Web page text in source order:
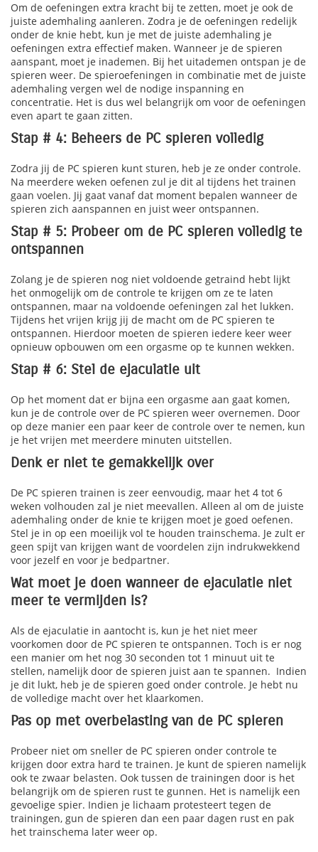
Om de oefeningen extra kracht bij te zetten, moet je ook de
juiste ademhaling aanleren. Zodra je de oefeningen redelijk
onder de knie hebt, kun je met de juiste ademhaling je
oefeningen extra effectief maken. Wanneer je de spieren
aanspant, moet je inademen. Bij het uitademen ontspan je de
spieren weer. De spieroefeningen in combinatie met de juiste
ademhaling vergen wel de nodige inspanning en
concentratie. Het is dus wel belangrijk om voor de oefeningen
even apart te gaan zitten.
Stap # 4: Beheers de PC spieren volledig
Zodra jij de PC spieren kunt sturen, heb je ze onder controle.
Na meerdere weken oefenen zul je dit al tijdens het trainen
gaan voelen. Jij gaat vanaf dat moment bepalen wanneer de
spieren zich aanspannen en juist weer ontspannen.
Stap # 5: Probeer om de PC spieren volledig te
ontspannen
Zolang je de spieren nog niet voldoende getraind hebt lijkt
het onmogelijk om de controle te krijgen om ze te laten
ontspannen, maar na voldoende oefeningen zal het lukken.
Tijdens het vrijen krijg jij de macht om de PC spieren te
ontspannen. Hierdoor moeten de spieren iedere keer weer
opnieuw opbouwen om een orgasme op te kunnen wekken.
Stap # 6: Stel de ejaculatie uit
Op het moment dat er bijna een orgasme aan gaat komen,
kun je de controle over de PC spieren weer overnemen. Door
op deze manier een paar keer de controle over te nemen, kun
je het vrijen met meerdere minuten uitstellen.
Denk er niet te gemakkelijk over
De PC spieren trainen is zeer eenvoudig, maar het 4 tot 6
weken volhouden zal je niet meevallen. Alleen al om de juiste
ademhaling onder de knie te krijgen moet je goed oefenen.
Stel je in op een moeilijk vol te houden trainschema. Je zult er
geen spijt van krijgen want de voordelen zijn indrukwekkend
voor jezelf en voor je bedpartner.
Wat moet je doen wanneer de ejaculatie niet
meer te vermijden is?
Als de ejaculatie in aantocht is, kun je het niet meer
voorkomen door de PC spieren te ontspannen. Toch is er nog
een manier om het nog 30 seconden tot 1 minuut uit te
stellen, namelijk door de spieren juist aan te spannen. Indien
je dit lukt, heb je de spieren goed onder controle. Je hebt nu
de volledige macht over het klaarkomen.
Pas op met overbelasting van de PC spieren
Probeer niet om sneller de PC spieren onder controle te
krijgen door extra hard te trainen. Je kunt de spieren namelijk
ook te zwaar belasten. Ook tussen de trainingen door is het
belangrijk om de spieren rust te gunnen. Het is namelijk een
gevoelige spier. Indien je lichaam protesteert tegen de
trainingen, gun de spieren dan een paar dagen rust en pak
het trainschema later weer op.